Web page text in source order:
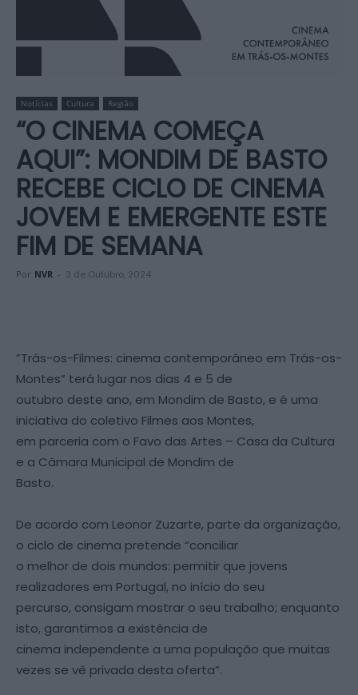
Notícias Cultura Região
“O CINEMA COMEÇA
AQUI”: MONDIM DE BASTO
RECEBE CICLO DE CINEMA
JOVEM E EMERGENTE ESTE
FIM DE SEMANA
Por NVR - 3 de Outubro, 2024
”Trás-os-Filmes: cinema contemporâneo em Trás-os-
Montes” terá lugar nos dias 4 e 5 de
outubro deste ano, em Mondim de Basto, e é uma
iniciativa do coletivo Filmes aos Montes,
em parceria com o Favo das Artes – Casa da Cultura
e a Câmara Municipal de Mondim de
Basto.
De acordo com Leonor Zuzarte, parte da organização,
o ciclo de cinema pretende “conciliar
o melhor de dois mundos: permitir que jovens
realizadores em Portugal, no início do seu
percurso, consigam mostrar o seu trabalho; enquanto
isto, garantimos a existência de
cinema independente a uma população que muitas
vezes se vê privada desta oferta”.